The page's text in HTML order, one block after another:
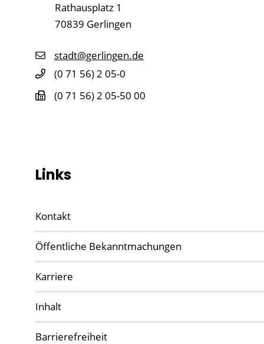
Rathausplatz 1
70839 Gerlingen
stadt@gerlingen.de
(0 71 56) 2 05-0
(0 71 56) 2 05-50 00
Links
Kontakt
Öffentliche Bekanntmachungen
Karriere
Inhalt
Barrierefreiheit